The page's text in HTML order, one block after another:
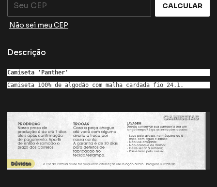
CALCULAR
Não sei meu CEP
Descrição
Camiseta 'Panther'
Camiseta 100% de algodão com malha cardada fio 24.1.